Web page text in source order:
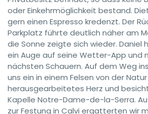
oder Einkehrmöglichkeit bestand.
gern einen Espresso kredenzt. Der
Parkplatz führte deutlich näher am
die Sonne zeigte sich wieder.
ein Auge auf seine Wetter-App und
nächsten Schauern. Auf dem Weg
uns ein in einem Felsen von der Natur
herausgearbeitetes Herz und
Kapelle Notre-Dame-de-la-Serra.
zur Festung in Calvi ergatterten wir